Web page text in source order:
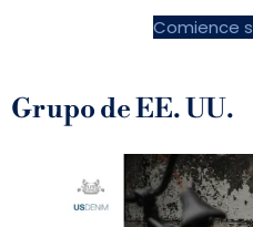
Comience
Grupo de EE. UU.